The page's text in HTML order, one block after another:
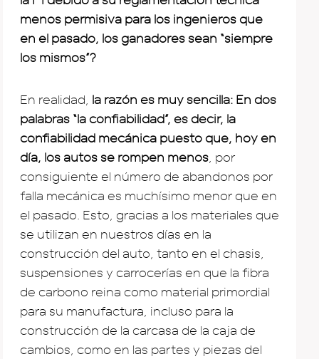
menos permisiva para los ingenieros que
en el pasado, los ganadores sean “siempre
los mismos”?
En realidad, la razón es muy sencilla: En dos
palabras “la confiabilidad”, es decir, la
confiabilidad mecánica puesto que, hoy en
día, los autos se rompen menos , por
consiguiente el número de abandonos por
falla mecánica es muchísimo menor que en
el pasado. Esto, gracias a los materiales que
se utilizan en nuestros días en la
construcción del auto, tanto en el chasis,
suspensiones y carrocerías en que la fibra
de carbono reina como material primordial
para su manufactura, incluso para la
construcción de la carcasa de la caja de
cambios, como en las partes y piezas del